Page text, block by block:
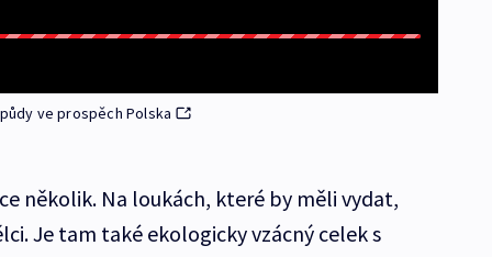
ve prospěch Polska
několik. Na loukách, které by měli vydat,
Je tam také ekologicky vzácný celek s